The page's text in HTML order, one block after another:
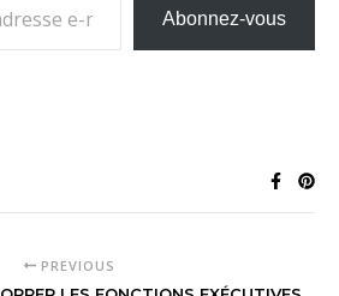
Abonnez-vous
PREVIOUS